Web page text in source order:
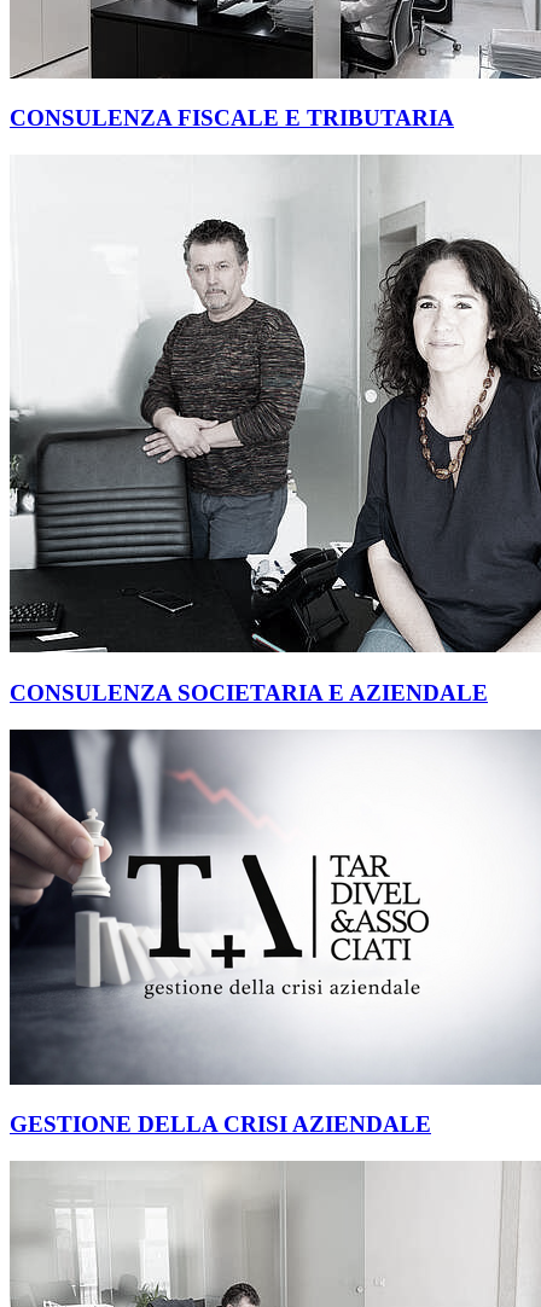
CONSULENZA FISCALE E TRIBUTARIA
CONSULENZA SOCIETARIA E AZIENDALE
GESTIONE DELLA CRISI AZIENDALE